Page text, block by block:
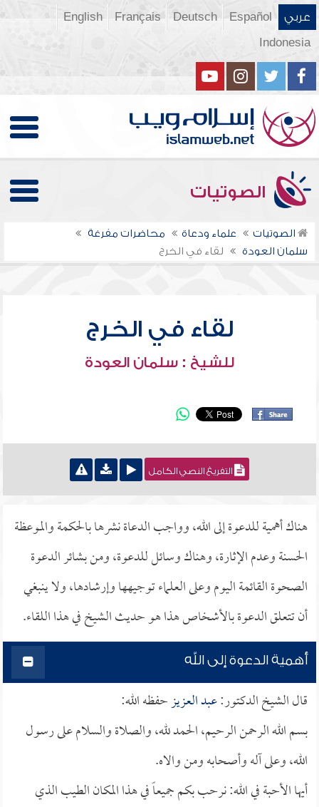
عربي Español
Deutsch
Français
English
Indonesia
الصوتيات
الصوتيات علماء ودعاة
محاضرات مفرغة
سلمان العودة
لقاء في الخرج
لقاء في الخرج
للشيخ : سلمان العودة
التفريغ النصي الكامل
هناك أهمية للدعوة إلى الله، وواجب الدعاة نشرها بالحكمة والموعظة
الحسنة وعدم الإثارة، وهناك وسائل للدعوة، ومن بشائر الدعوة
الصحوة القائمة اليوم وعلى العلماء توجيهها وإرشادها، ولا ينبغي
أن تتعلق الدعوة بالأشخاص هذا هو حديث الشيخ في هذا اللقاء.
أهمية الدعوة إلى الله
قال الشيخ الدكتور:عبد العزيزحفظه الله:
بسم الله الرحمن الرحيم، الحمد لله، والصلاة والسلام على رسول
الله، وعلى آله وأصحابه ومن والاه.
أيها الأحبة في الله: نرحب بكم جميعاً في هذا المكان الطيب الذي